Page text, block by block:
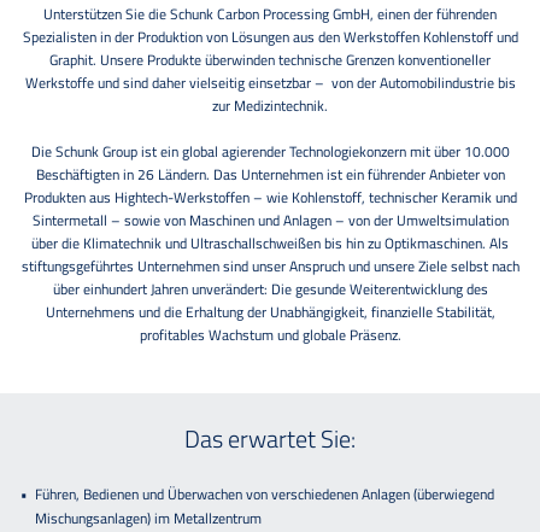
Unterstützen Sie die Schunk Carbon Processing GmbH, einen der führenden
Spezialisten in der Produktion von Lösungen aus den Werkstoffen Kohlenstoff und
Graphit. Unsere Produkte überwinden technische Grenzen konventioneller
Werkstoffe und sind daher vielseitig einsetzbar – von der Automobilindustrie bis
zur Medizintechnik.
Die Schunk Group ist ein global agierender Technologiekonzern mit über 10.000
Beschäftigten in 26 Ländern. Das Unternehmen ist ein führender Anbieter von
Produkten aus Hightech-Werkstoffen – wie Kohlenstoff, technischer Keramik und
Sintermetall – sowie von Maschinen und Anlagen – von der Umweltsimulation
über die Klimatechnik und Ultraschallschweißen bis hin zu Optikmaschinen. Als
stiftungsgeführtes Unternehmen sind unser Anspruch und unsere Ziele selbst nach
über einhundert Jahren unverändert: Die gesunde Weiterentwicklung des
Unternehmens und die Erhaltung der Unabhängigkeit, finanzielle Stabilität,
profitables Wachstum und globale Präsenz.
Das erwartet Sie:
Führen, Bedienen und Überwachen von verschiedenen Anlagen (überwiegend
Mischungsanlagen) im Metallzentrum